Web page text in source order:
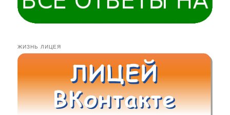
ЖИЗНЬ ЛИЦЕЯ